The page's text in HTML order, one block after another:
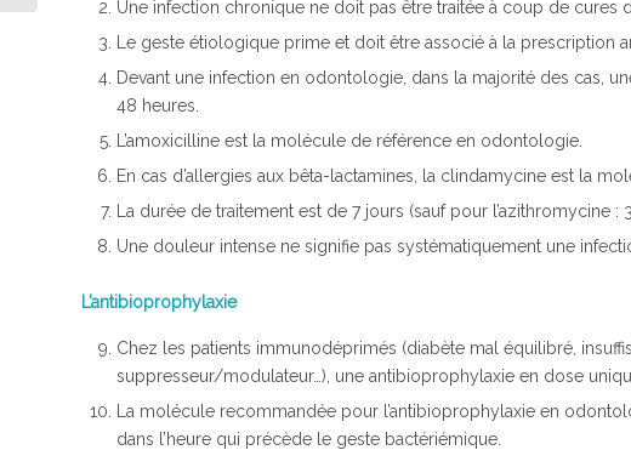
Une infection chronique ne doit pas être traitée à coup de cures
Le geste étiologique prime et doit être associé à la prescription
Devant une infection en odontologie, dans la majorité des cas,
48 heures.
L’amoxicilline est la molécule de référence en odontologie.
En cas d’allergies aux bêta-lactamines, la clindamycine est la
La durée de traitement est de 7 jours (sauf pour l’azithromycine :
Une douleur intense ne signifie pas systématiquement une
L’antibioprophylaxie
Chez les patients immunodéprimés (diabète mal équilibré,
suppresseur/modulateur…), une antibioprophylaxie en dose
La molécule recommandée pour l’antibioprophylaxie en
dans l’heure qui précède le geste bactériémique.